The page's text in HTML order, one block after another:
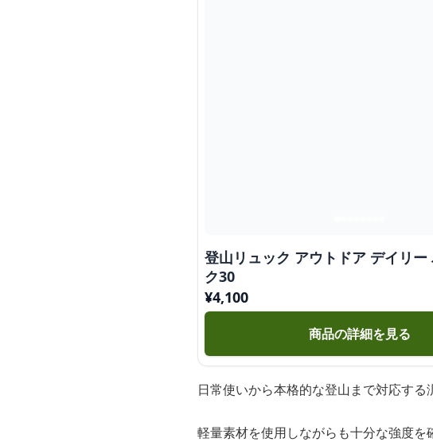
登山リュック アウトドア デイリー
ク30
¥4,100
商品の詳細を見る
日常使いから本格的な登山まで対応する
軽量素材を使用しながらも十分な強度